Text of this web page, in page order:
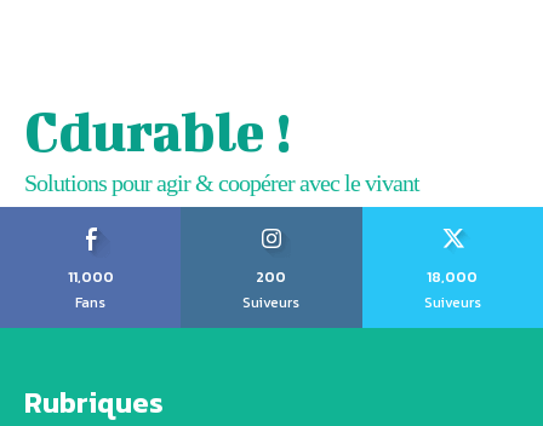
Cdurable !
Solutions pour agir & coopérer avec le vivant
11,000
Fans
200
Suiveurs
18,000
Suiveurs
Rubriques